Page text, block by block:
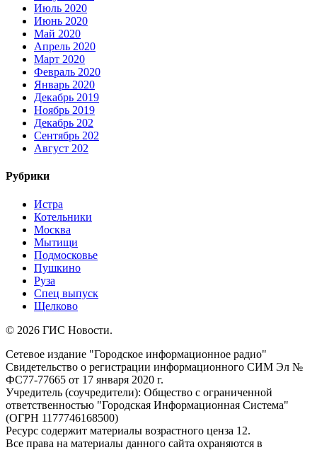
Июль 2020
Июнь 2020
Май 2020
Апрель 2020
Март 2020
Февраль 2020
Январь 2020
Декабрь 2019
Ноябрь 2019
Декабрь 202
Сентябрь 202
Август 202
Рубрики
Истра
Котельники
Москва
Мытищи
Подмосковье
Пушкино
Руза
Спец выпуск
Щелково
© 2026 ГИС Новости.
Сетевое издание "Городское информационное радио"
Свидетельство о регистрации информационного СИМ Эл №
ФС77-77665 от 17 января 2020 г.
Учредитель (соучредители): Общество с ограниченной
ответственностью "Городская Информационная Система"
(ОГРН 1177746168500)
Ресурс содержит материалы возрастного ценза 12.
Все права на материалы данного сайта охраняются в